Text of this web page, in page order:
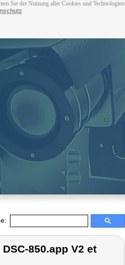
Sie der Nutzung aller Cookies und Technologien
850.app V2 et